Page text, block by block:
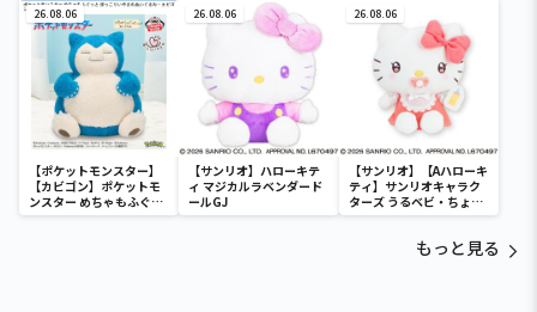
26.08.06
【ポケットモンスター】
【カビゴン】ポケットモ
ンスター めちゃもふぐっ
と ほっこりいやされぬい
26.08.06
【サンリオ】ハローキテ
ィ マジカルラベンダード
ールGJ
26.08.06
【サンリオ】【Aハローキ
ティ】サンリオキャラク
ターズ うるベビ・ちょい
デカドール
もっと見る